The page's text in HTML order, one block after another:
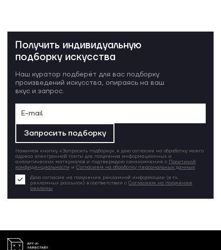
Получить индивидуальную
подборку искусства
Наш куратор подберёт для вас подборку
произведений искусства, опираясь на ваш
вкус и запрос.
Запросить подборку
Нажимая кнопку «Запросить подборку», я даю согласие на обработку моего
адреса электронной почты для получения информационных и
аналитических материалов и подтверждаю ознакомление с Политикой
конфиденциальности и Согласием на обработку персональных данных.
Даю согласие на получение рекламной информации (в т.ч.
рекламных рассылок) в соответствии с Согласием на получение
рекламы